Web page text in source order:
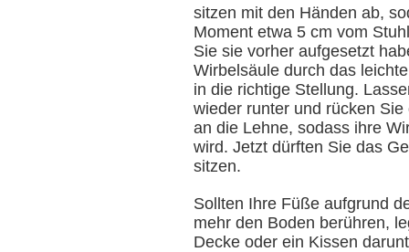
sitzen mit den Händen ab,
Moment etwa 5 cm vom
Sie sie vorher aufgesetzt
Wirbelsäule durch das
in die richtige Stellung.
wieder runter und rücken
an die Lehne, sodass ihre
wird. Jetzt dürften Sie das
sitzen.
Sollten Ihre Füße aufgrund
mehr den Boden berühren,
Decke oder ein Kissen